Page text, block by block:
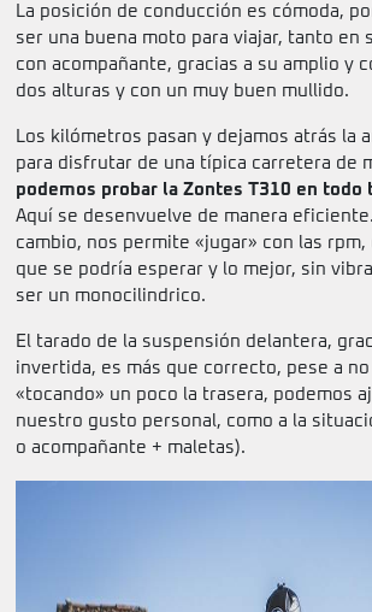
La posición de conducción es cómoda,
ser una buena moto para viajar, tanto en
con acompañante, gracias a su amplio y
dos alturas y con un muy buen mullido.
Los kilómetros pasan y dejamos atrás la
para disfrutar de una típica carretera de
podemos probar la Zontes T310 en todo
Aquí se desenvuelve de manera
cambio, nos permite «jugar» con las
que se podría esperar y lo mejor, sin
ser un monocilindrico.
El tarado de la suspensión delantera,
invertida, es más que correcto, pese a
«tocando» un poco la trasera, podemos
nuestro gusto personal, como a la
o acompañante + maletas).